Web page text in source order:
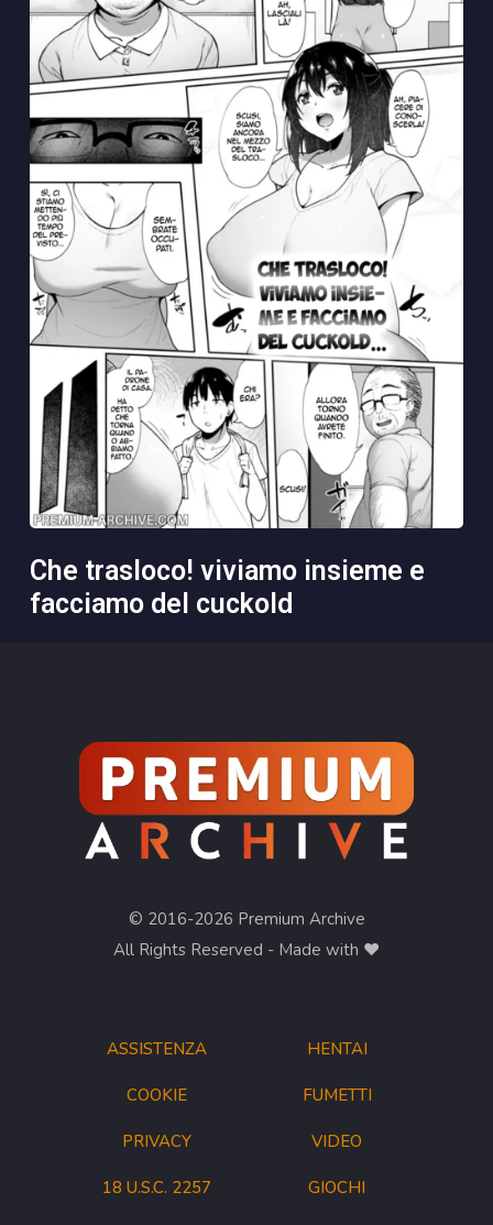
che trasloco! viviamo insieme e
facciamo del cuckold
ASSISTENZA
COOKIE
PRIVACY
18 U.S.C. 2257
© 2016-2026 Premium Archive
All Rights Reserved - Made with ❤︎
HENTAI
FUMETTI
VIDEO
GIOCHI